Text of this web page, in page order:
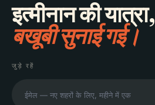
इत्मीनान की यात्रा,
बखूबी सुनाई गई।
जुड़े रहें